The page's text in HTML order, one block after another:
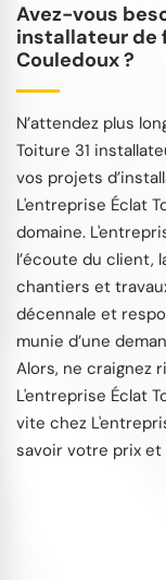
Avez-vous
installateur de
Couledoux ?
N’attendez plus
Toiture 31
vos projets
L'entreprise Éclat
domaine.
l’écoute du client,
chantiers et
décennale et
munie d’une
Alors, ne craignez
L'entreprise Éclat
vite chez
savoir votre prix